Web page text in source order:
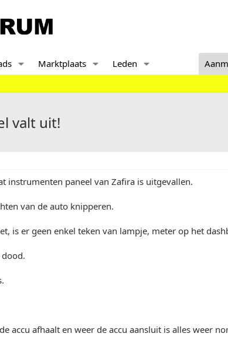
Marktplaats Leden
valt uit!
instrumenten paneel van Zafira is uitgevallen.
van de auto knipperen.
is er geen enkel teken van lampje, meter op het
accu afhaalt en weer de accu aansluit is alles weer